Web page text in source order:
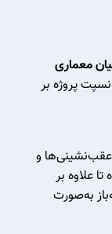
معماری
پروژه بر
عقب‌نشینی‌ها و
علاوه بر
به‌صورت